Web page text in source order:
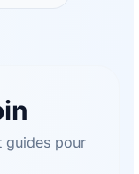
guides pour